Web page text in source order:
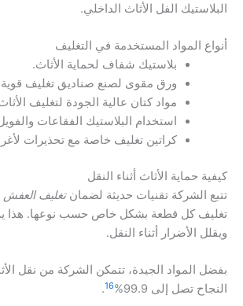
البلاستيك الفل الأثاث الداخلي.
أنواع المواد المستخدمة في التغليف
بلاستيك شفاف لحماية الأثاث.
ورق مقوى لصنع صناديق تغليف
مواد كتان عالية الجودة لتغليف
استخدام البلاستيك الفقاعات
كراتين تغليف خاصة مع تحذيرات
كيفية حماية الأثاث أثناء النقل
تتبع الشركة تقنيات حديثة لضمانتغليف العفش
تغليف كل قطعة بشكل خاص حسب نوعها. هذا
ويقلل الأضرار أثناء النقل.
بفضل المواد الجيدة، تتمكن الشركة من نقل
النجاح تصل إلى 99.9%
16
.